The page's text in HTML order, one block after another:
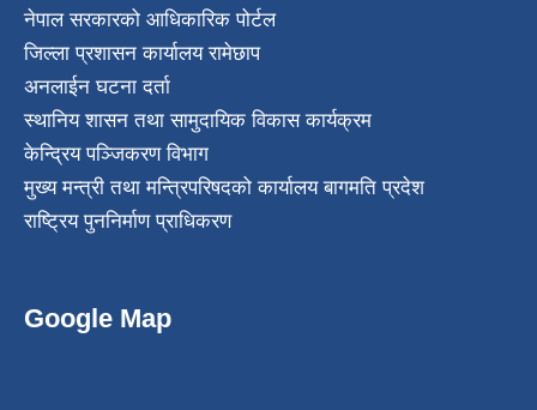
नेपाल सरकारको आधिकारिक पोर्टल
जिल्ला प्रशासन कार्यालय रामेछाप
अनलाईन घटना दर्ता
स्थानिय शासन तथा सामुदायिक विकास कार्यक्रम
केन्द्रिय पञ्जिकरण विभाग
मुख्य मन्त्री तथा मन्त्रिपरिषदको कार्यालय बागमति प्रदेश
राष्ट्रिय पुननिर्माण प्राधिकरण
Google Map